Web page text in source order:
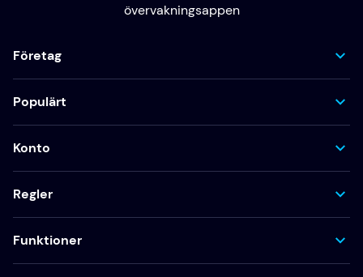
övervakningsappen
Företag
Populärt
Konto
Regler
Funktioner